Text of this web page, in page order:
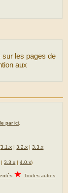
sur les pages de
aux
par ici
3.1.x |3.2.x |3.3.x
|3.3.x |4.0.x)
★ Toutes autres